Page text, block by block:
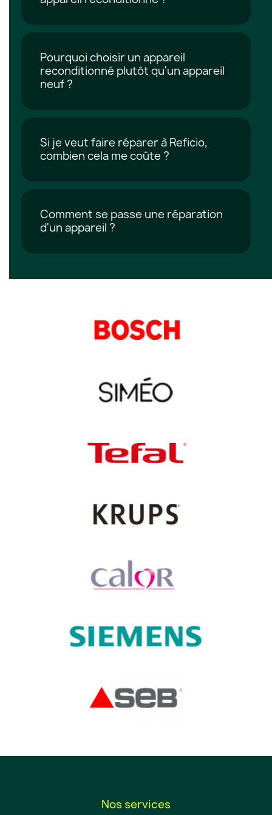
Pourquoi choisir un appareil
reconditionné plutôt qu'un appareil
neuf ?
Si je veut faire réparer à Reficio,
combien cela me coûte ?
Comment se passe une réparation
d'un appareil ?
Nos services